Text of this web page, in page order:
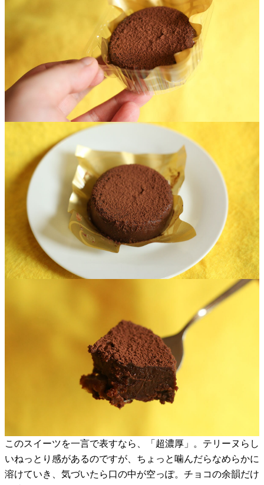
このスイーツを一言で表すなら、「超濃厚」。テリーヌらし
いねっとり感があるのですが、ちょっと噛んだらなめらかに
溶けていき、気づいたら口の中が空っぽ。チョコの余韻だけ